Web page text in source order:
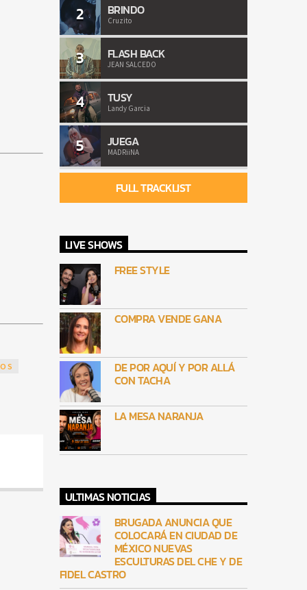
2 BRINDO
Cruzito
3 FLASH BACK
JEAN SALCEDO
4 TUSY
Landy Garcia
5 JUEGA
MADRiiNA
FULL TRACKLIST
LIVE SHOWS
FREE STYLE
COMPRA VENDE GANA
DE POR AQUÍ Y POR ALLÁ
CON TACHA
LA MESA NARANJA
ULTIMAS NOTICIAS
BRUGADA ANUNCIA QUE
COLOCARÁ EN CIUDAD DE
MÉXICO NUEVAS
ESCULTURAS DEL CHE Y DE
FIDEL CASTRO